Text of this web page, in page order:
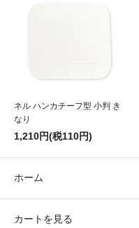
ネル ハンカチーフ型 小判 き
なり
1,210円(税110円)
ホーム
カートを見る